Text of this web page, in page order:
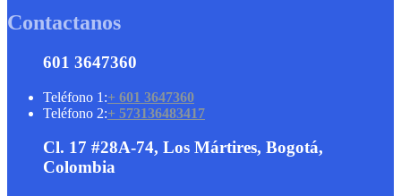
Contactanos
601 3647360
Teléfono 1:+ 601 3647360
Teléfono 2:+ 573136483417
Cl. 17 #28A-74, Los Mártires, Bogotá,
Colombia